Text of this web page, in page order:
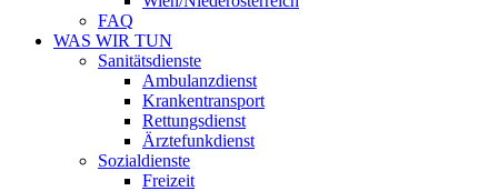
FAQ
WAS WIR TUN
Sanitätsdienste
Ambulanzdienst
Krankentransport
Rettungsdienst
Ärztefunkdienst
Sozialdienste
Freizeit